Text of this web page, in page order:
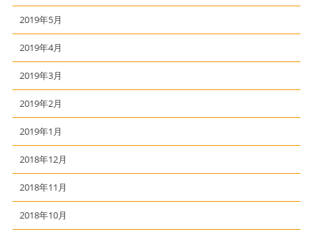
2019年5月
2019年4月
2019年3月
2019年2月
2019年1月
2018年12月
2018年11月
2018年10月